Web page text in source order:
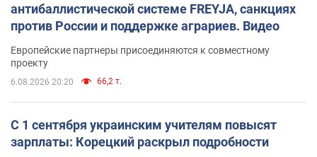
антибаллистической системе FREYJA, санкциях
против России и поддержке аграриев. Видео
Европейские партнеры присоединяются к совместному
проекту
6.08.2026 20:20 66,2 т.
С 1 сентября украинским учителям повысят
зарплаты: Корецкий раскрыл подробности